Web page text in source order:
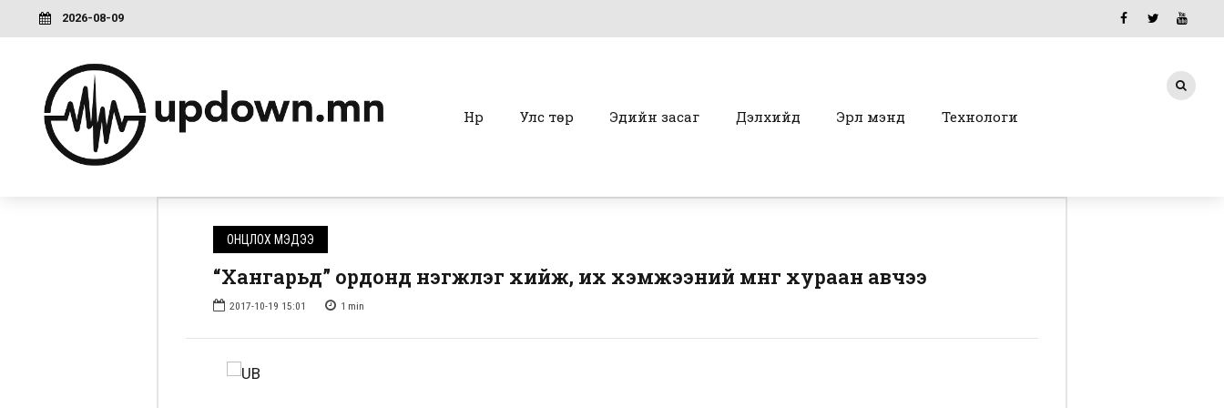
2026-08-09
Нүүр Улс төр Эдийн засаг Дэлхийд Эрүүл мэнд Технологи
ОНЦЛОХ МЭДЭЭ
“Хангарьд” ордонд нэгжлэг хийж, их хэмжээний мөнгө хураан авчээ
2017-10-19 15:01 1 min